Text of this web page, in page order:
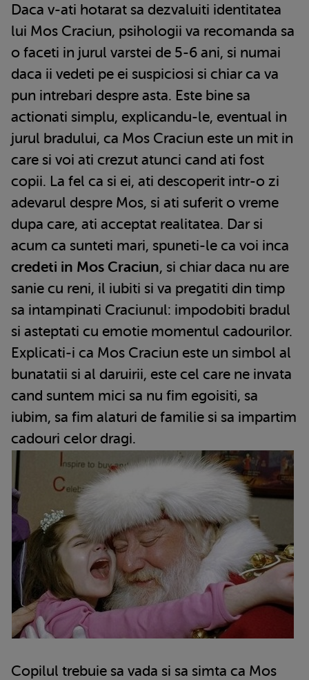
Daca v-ati hotarat sa dezvaluiti identitatea
lui Mos Craciun, psihologii va recomanda sa
o faceti in jurul varstei de 5-6 ani, si numai
daca ii vedeti pe ei suspiciosi si chiar ca va
pun intrebari despre asta. Este bine sa
actionati simplu, explicandu-le, eventual in
jurul bradului, ca Mos Craciun este un mit in
care si voi ati crezut atunci cand ati fost
copii. La fel ca si ei, ati descoperit intr-o zi
adevarul despre Mos, si ati suferit o vreme
dupa care, ati acceptat realitatea. Dar si
acum ca sunteti mari, spuneti-le ca voi inca
credeti in Mos Craciun, si chiar daca nu are
sanie cu reni, il iubiti si va pregatiti din timp
sa intampinati Craciunul: impodobiti bradul
si asteptati cu emotie momentul cadourilor.
Explicati-i ca Mos Craciun este un simbol al
bunatatii si al daruirii, este cel care ne invata
cand suntem mici sa nu fim egoisiti, sa
iubim, sa fim alaturi de familie si sa impartim
cadouri celor dragi.
Copilul trebuie sa vada si sa simta ca Mos